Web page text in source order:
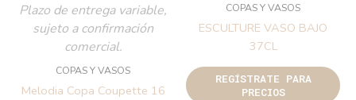
Plazo de entrega variable,
sujeto a confirmación
comercial.
COPAS Y VASOS
Melodia Copa Coupette 16
COPAS Y VASOS
ESCULTURE VASO BAJO
37CL
REGÍSTRATE PARA
PRECIOS